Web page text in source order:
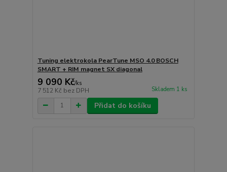
Tuning elektrokola PearTune MSO 4.0 BOSCH
SMART + RIM magnet SX diagonal
9 090 Kč/ks
7 512 Kč bez DPH Skladem 1 ks
Přidat do košíku